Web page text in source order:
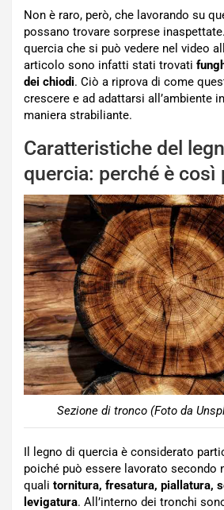
Non è raro, però, che lavorando su
possano trovare sorprese
quercia che si può vedere nel video
articolo sono infatti stati trovati
dei chiodi. Ciò a riprova di come
crescere e ad adattarsi all’ambiente
maniera strabiliante.
Caratteristiche del
quercia: perché è così
Sezione di tronco (Foto da
Il legno di quercia è considerato
poiché può essere lavorato secondo
quali tornitura, fresatura, piallatura,
levigatura. All’interno dei tronchi